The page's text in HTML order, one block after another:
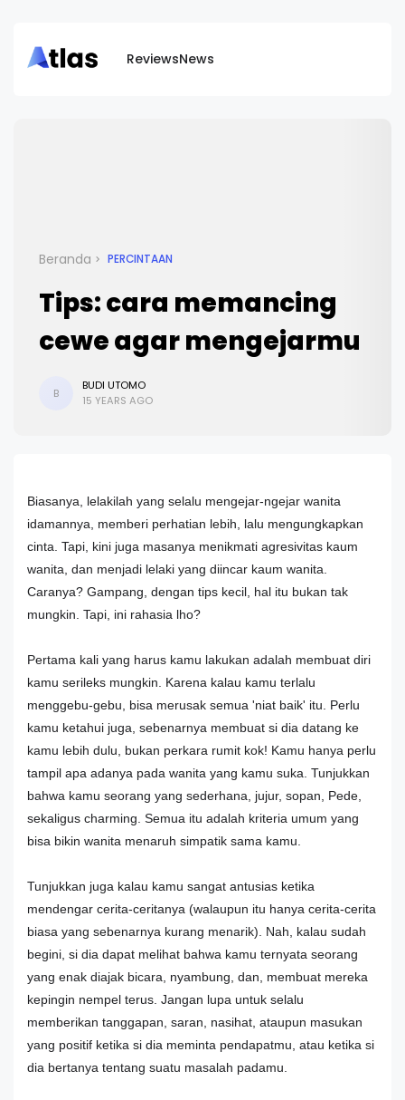
ReviewsNews
Beranda PERCINTAAN
Tips: cara memancing
cewe agar mengejarmu
B
BUDI UTOMO
15 YEARS AGO
Biasanya, lelakilah yang selalu mengejar-ngejar wanita
idamannya, memberi perhatian lebih, lalu mengungkapkan
cinta. Tapi, kini juga masanya menikmati agresivitas kaum
wanita, dan menjadi lelaki yang diincar kaum wanita.
Caranya? Gampang, dengan tips kecil, hal itu bukan tak
mungkin. Tapi, ini rahasia lho?
Pertama kali yang harus kamu lakukan adalah membuat diri
kamu serileks mungkin. Karena kalau kamu terlalu
menggebu-gebu, bisa merusak semua 'niat baik' itu. Perlu
kamu ketahui juga, sebenarnya membuat si dia datang ke
kamu lebih dulu, bukan perkara rumit kok! Kamu hanya perlu
tampil apa adanya pada wanita yang kamu suka. Tunjukkan
bahwa kamu seorang yang sederhana, jujur, sopan, Pede,
sekaligus charming. Semua itu adalah kriteria umum yang
bisa bikin wanita menaruh simpatik sama kamu.
Tunjukkan juga kalau kamu sangat antusias ketika
mendengar cerita-ceritanya (walaupun itu hanya cerita-cerita
biasa yang sebenarnya kurang menarik). Nah, kalau sudah
begini, si dia dapat melihat bahwa kamu ternyata seorang
yang enak diajak bicara, nyambung, dan, membuat mereka
kepingin nempel terus. Jangan lupa untuk selalu
memberikan tanggapan, saran, nasihat, ataupun masukan
yang positif ketika si dia meminta pendapatmu, atau ketika si
dia bertanya tentang suatu masalah padamu.